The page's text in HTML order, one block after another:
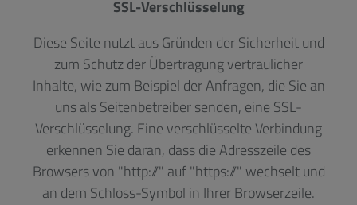
SSL-Verschlüsselung
Diese Seite nutzt aus Gründen der Sicherheit und
zum Schutz der Übertragung vertraulicher
Inhalte, wie zum Beispiel der Anfragen, die Sie an
uns als Seitenbetreiber senden, eine SSL-
Verschlüsselung. Eine verschlüsselte Verbindung
erkennen Sie daran, dass die Adresszeile des
Browsers von "http://" auf "https://" wechselt und
an dem Schloss-Symbol in Ihrer Browserzeile.